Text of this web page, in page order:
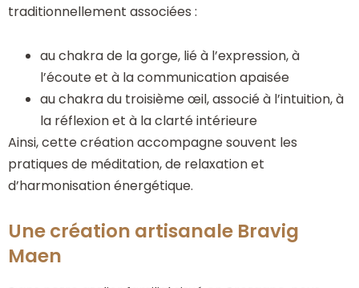
traditionnellement associées :
au chakra de la gorge, lié à l’expression, à
l’écoute et à la communication apaisée
au chakra du troisième œil, associé à l’intuition, à
la réflexion et à la clarté intérieure
Ainsi, cette création accompagne souvent les
pratiques de méditation, de relaxation et
d’harmonisation énergétique.
Une création artisanale Bravig
Maen